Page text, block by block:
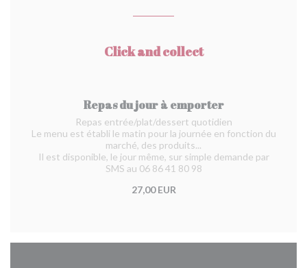
Click and collect
Repas du jour à emporter
Repas entrée/plat/dessert quotidien
Le menu est établi le matin pour la journée en fonction du
marché, des produits...
Il est disponible, le jour même, sur simple demande par
SMS au 06 86 41 80 98
27,00 EUR